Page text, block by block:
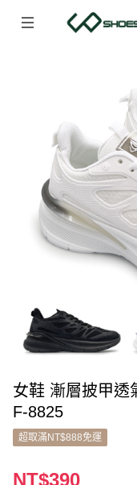
女鞋 漸層披甲透
F-8825
超取滿NT$888免運
NT$390